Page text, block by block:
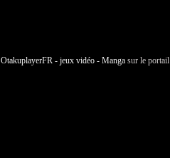
OtakuplayerFR - jeux vidéo - Manga sur le